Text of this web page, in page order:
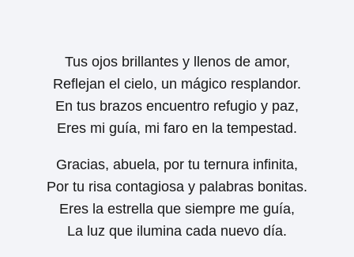
Tus ojos brillantes y llenos de amor,
Reflejan el cielo, un mágico resplandor.
En tus brazos encuentro refugio y paz,
Eres mi guía, mi faro en la tempestad.
Gracias, abuela, por tu ternura infinita,
Por tu risa contagiosa y palabras bonitas.
Eres la estrella que siempre me guía,
La luz que ilumina cada nuevo día.